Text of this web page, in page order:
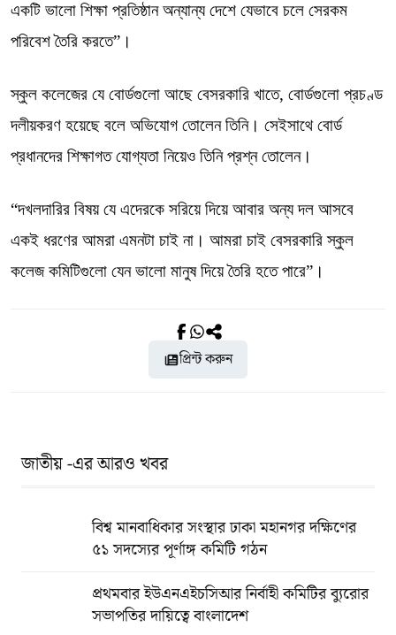
একটি ভালো শিক্ষা প্রতিষ্ঠান অন্যান্য দেশে যেভাবে চলে সেরকম
পরিবেশ তৈরি করতে”।
স্কুল কলেজের যে বোর্ডগুলো আছে বেসরকারি খাতে, বোর্ডগুলো প্রচণ্ড
দলীয়করণ হয়েছে বলে অভিযোগ তোলেন তিনি। সেইসাথে বোর্ড
প্রধানদের শিক্ষাগত যোগ্যতা নিয়েও তিনি প্রশ্ন তোলেন।
“দখলদারির বিষয় যে এদেরকে সরিয়ে দিয়ে আবার অন্য দল আসবে
একই ধরণের আমরা এমনটা চাই না। আমরা চাই বেসরকারি স্কুল
কলেজ কমিটিগুলো যেন ভালো মানুষ দিয়ে তৈরি হতে পারে”।
প্রিন্ট করুন
জাতীয় -এর আরও খবর
বিশ্ব মানবাধিকার সংস্থার ঢাকা মহানগর দক্ষিণের
৫১ সদস্যের পূর্ণাঙ্গ কমিটি গঠন
প্রথমবার ইউএনএইচসিআর নির্বাহী কমিটির ব্যুরোর
সভাপতির দায়িত্বে বাংলাদেশ